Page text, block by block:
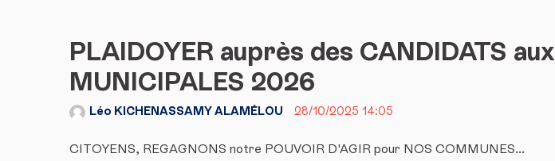
PLAIDOYER auprès des CANDIDATS aux
MUNICIPALES 2026
Léo KICHENASSAMY ALAMÉLOU 28/10/2025 14:05
CITOYENS, REGAGNONS notre POUVOIR D'AGIR pour NOS COMMUNES...